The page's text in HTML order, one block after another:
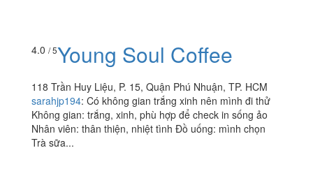
4.0/ 5Young Soul Coffee
118 Trần Huy Liệu, P. 15, Quận Phú Nhuận, TP. HCM